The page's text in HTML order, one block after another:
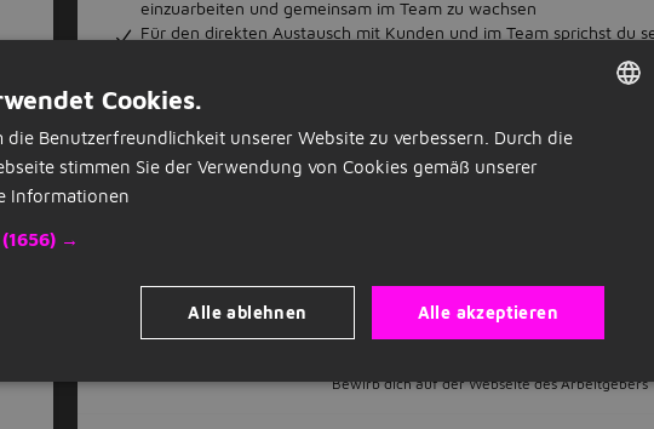
einzuarbeiten und gemeinsam im Team zu wachsen
Für den direkten Austausch mit Kunden und im Team sprichst du
Unser Jobangebot Data Engineer - Microsoft Fabric / PySpark /
vielversprechend?
Bei unserem Partner
Workwise ist eine Bewerbung für diesen Job
möglich. Anschließend kann der Status der
Wir freuen uns auf eine Bewerbung über Workwise.
Bewirb dich auf der Webseite des Arbeitgebers
DUTCH
Cookies.
Benutzerfreundlichkeit unserer Website zu verbessern. Durch die
stimmen Sie der Verwendung von Cookies gemäß unserer
Informationen
(1656) →
Alle akzeptieren
Alle ablehnen